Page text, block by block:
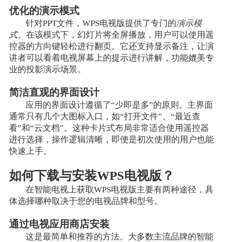
优化的演示模式
针对PPT文件，WPS电视版提供了专门的演示模
式。在该模式下，幻灯片将全屏播放，用户可以使用遥
控器的方向键轻松进行翻页。它还支持显示备注，让演
讲者可以看着电视屏幕上的提示进行讲解，功能媲美专
业的投影演示场景。
简洁直观的界面设计
应用的界面设计遵循了“少即是多”的原则。主界面
通常只有几个大图标入口，如“打开文件”、“最近查
看”和“云文档”。这种卡片式布局非常适合使用遥控器
进行选择，操作逻辑清晰，即便是初次使用的用户也能
快速上手。
如何下载与安装WPS电视版？
在智能电视上获取WPS电视版主要有两种途径，具
体选择哪种取决于您的电视品牌和型号。
通过电视应用商店安装
这是最简单和推荐的方法。大多数主流品牌的智能